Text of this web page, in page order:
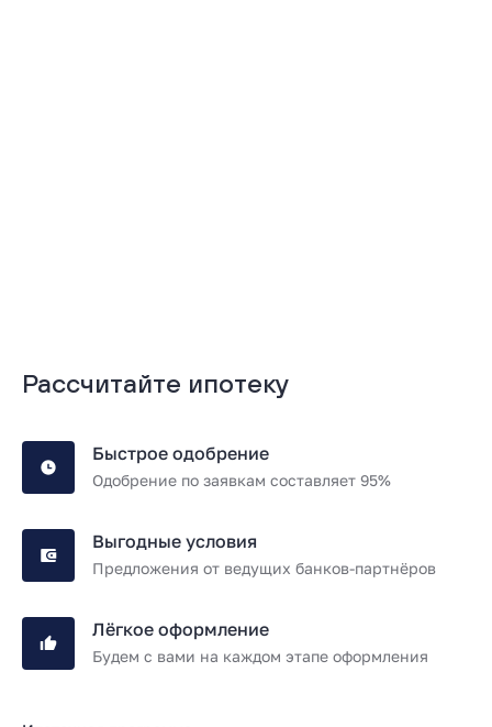
Рассчитайте ипотеку
Быстрое одобрение
Одобрение по заявкам составляет 95%
Выгодные условия
Предложения от ведущих банков-партнёров
Лёгкое оформление
Будем с вами на каждом этапе оформления